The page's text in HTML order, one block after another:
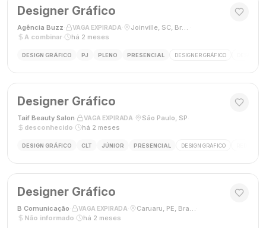
Designer Gráfico
Agência Buzz VAGA EXPIRADA Joinville, SC, Brasil
A combinar
há 2 meses
DESIGN GRÁFICO PJ PLENO PRESENCIAL DESIGNER GRÁFICO
Designer Gráfico
Taif Beauty Salon VAGA EXPIRADA São Paulo, SP
desconhecido
há 2 meses
DESIGN GRÁFICO CLT JÚNIOR PRESENCIAL DESIGN GRÁFICO
Designer Gráfico
B Comunicação VAGA EXPIRADA Caruaru, PE, Brasil
Não informado
há 2 meses